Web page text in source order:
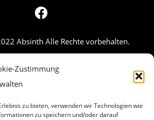
Zustimmung
zu bieten, verwenden wir Technologien wie
zu speichern und/oder darauf
Absinth Alle Rechte vorbehalten.